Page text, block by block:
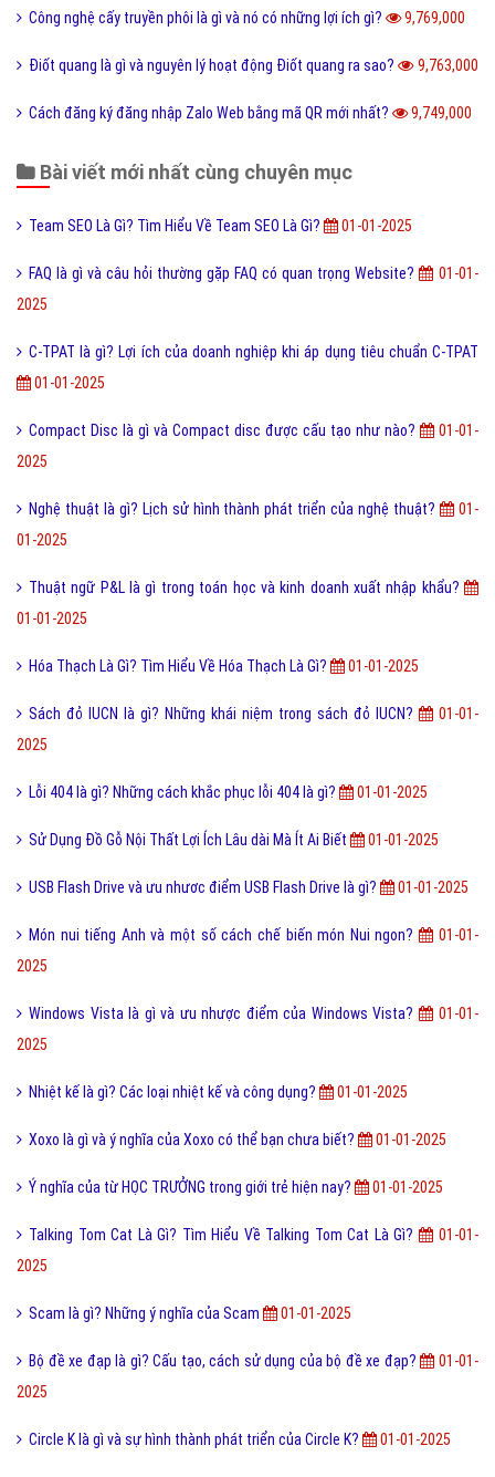
Công nghệ cấy truyền phôi là gì và nó có những lợi ích gì? 9,769,000
Điốt quang là gì và nguyên lý hoạt động Điốt quang ra sao? 9,763,000
Cách đăng ký đăng nhập Zalo Web bằng mã QR mới nhất? 9,749,000
Bài viết mới nhất cùng chuyên mục
Team SEO Là Gì? Tìm Hiểu Về Team SEO Là Gì? 01-01-2025
FAQ là gì và câu hỏi thường gặp FAQ có quan trọng Website?
01-01-
2025
C-TPAT là gì? Lợi ích của doanh nghiệp khi áp dụng tiêu chuẩn C-TPAT
01-01-2025
Compact Disc là gì và Compact disc được cấu tạo như nào?
01-01-
2025
Nghệ thuật là gì? Lịch sử hình thành phát triển của nghệ thuật?
01-
01-2025
Thuật ngữ P&L là gì trong toán học và kinh doanh xuất nhập khẩu?
01-01-2025
Hóa Thạch Là Gì? Tìm Hiểu Về Hóa Thạch Là Gì? 01-01-2025
Sách đỏ IUCN là gì? Những khái niệm trong sách đỏ IUCN?
01-01-
2025
Lỗi 404 là gì? Những cách khắc phục lỗi 404 là gì? 01-01-2025
Sử Dụng Đồ Gỗ Nội Thất Lợi Ích Lâu dài Mà Ít Ai Biết 01-01-2025
USB Flash Drive và ưu nhươc điểm USB Flash Drive là gì? 01-01-2025
Món nui tiếng Anh và một số cách chế biến món Nui ngon?
01-01-
2025
Windows Vista là gì và ưu nhược điểm của Windows Vista?
01-01-
2025
Nhiệt kế là gì? Các loại nhiệt kế và công dụng? 01-01-2025
Xoxo là gì và ý nghĩa của Xoxo có thể bạn chưa biết? 01-01-2025
Ý nghĩa của từ HỌC TRƯỞNG trong giới trẻ hiện nay? 01-01-2025
Talking Tom Cat Là Gì? Tìm Hiểu Về Talking Tom Cat Là Gì?
01-01-
2025
Scam là gì? Những ý nghĩa của Scam 01-01-2025
Bộ đề xe đạp là gì? Cấu tạo, cách sử dụng của bộ đề xe đạp?
01-01-
2025
Circle K là gì và sự hình thành phát triển của Circle K? 01-01-2025